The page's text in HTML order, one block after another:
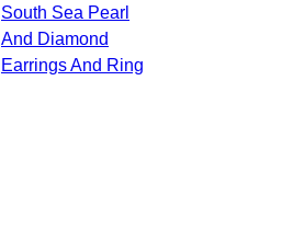
South Sea Pearl
And Diamond
Earrings And Ring